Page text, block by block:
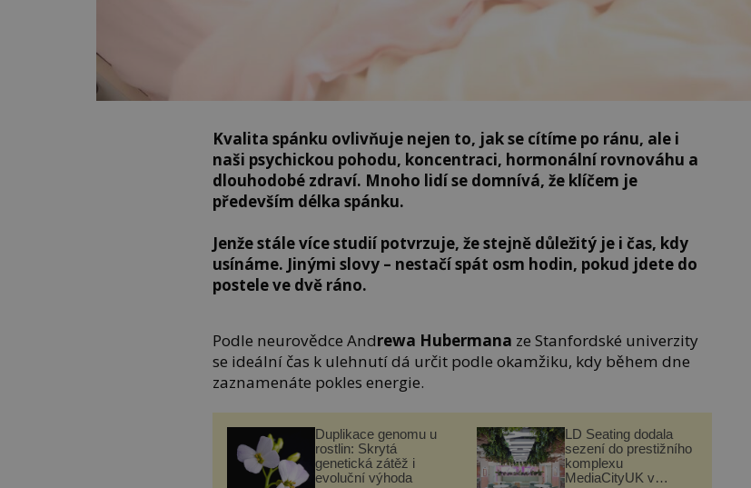
Kvalita spánku ovlivňuje nejen to, jak se cítíme po ránu, ale i
naši psychickou pohodu, koncentraci, hormonální rovnováhu a
dlouhodobé zdraví. Mnoho lidí se domnívá, že klíčem je
především délka spánku.
Jenže stále více studií potvrzuje, že stejně důležitý je i čas, kdy
usínáme. Jinými slovy – nestačí spát osm hodin, pokud jdete do
postele ve dvě ráno.
Podle neurovědce Andrewa Hubermana ze Stanfordské univerzity
se ideální čas k ulehnutí dá určit podle okamžiku, kdy během dne
zaznamenáte pokles energie.
Duplikace genomu u
rostlin: Skrytá
genetická zátěž i
evoluční výhoda
LD Seating dodala
sezení do prestižního
komplexu
MediaCityUK v